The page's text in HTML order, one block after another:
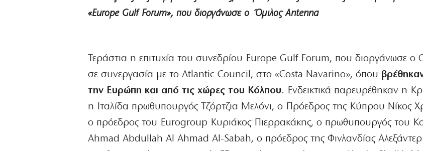
«Europe Gulf Forum», που διοργάνωσε ο Όμιλος Antenna
Τεράστια η επιτυχία του συνεδρίου Europe Gulf Forum, που διοργάνωσε ο
σε συνεργασία με το Atlantic Council, στο «Costa Navarino», όπου
την Ευρώπη και από τις χώρες του Κόλπου. Ενδεικτικά παρευρέθηκαν η
η Ιταλίδα πρωθυπουργός Τζόρτζια Μελόνι, ο Πρόεδρος της Κύπρου Νίκος
ο πρόεδρος του Eurogroup Κυριάκος Πιερρακάκης, ο πρωθυπουργός του
Ahmad Abdullah Al Ahmad Al-Sabah, ο πρόεδρος της Φινλανδίας